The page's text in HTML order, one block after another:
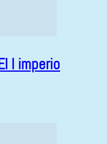
I imperio